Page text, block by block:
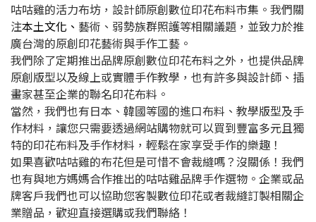
咕咕雞的活力布坊，設計師原創數位印花布料市集。我們關
注本土文化、 藝術、弱勢族群照護等相關議題，並致力於推
廣台灣的原創印花藝術與手作工藝。
我們除了定期推出品牌原創數位印花布料之外，也提供品牌
原創版型以及線上或實體手作教學，也有許多與設計師、插
畫家甚至企業的聯名印花布料。
當然，我們也有日本、韓國等國的進口布料、教學版型及手
作材料，讓您只需要透過網站購物就可以買到豐富多元且獨
特的印花布料及手作材料，輕鬆在家享受手作的樂趣！
如果喜歡咕咕雞的布花但是可惜不會裁縫嗎？沒關係！我們
也有與地方媽媽合作推出的咕咕雞品牌手作選物。企業或品
牌客戶我們也可以協助您客製數位印花或者裁縫訂製相關企
業贈品，歡迎直接選購或我們聯絡！